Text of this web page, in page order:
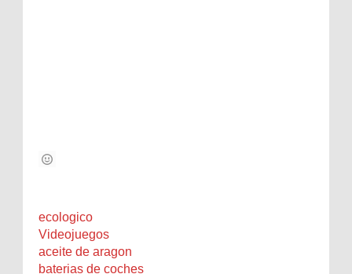
ecologico
Videojuegos
aceite de aragon
baterias de coches